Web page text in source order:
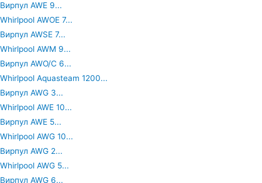
Вирпул AWE 9...
Whirlpool AWOE 7...
Вирпул AWSE 7...
Whirlpool AWM 9...
Вирпул AWO/C 6...
Whirlpool Aquasteam 1200...
Вирпул AWG 3...
Whirlpool AWE 10...
Вирпул AWE 5...
Whirlpool AWG 10...
Вирпул AWG 2...
Whirlpool AWG 5...
Вирпул AWG 6...